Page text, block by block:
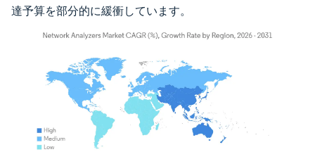
達予算を部分的に緩衝しています。